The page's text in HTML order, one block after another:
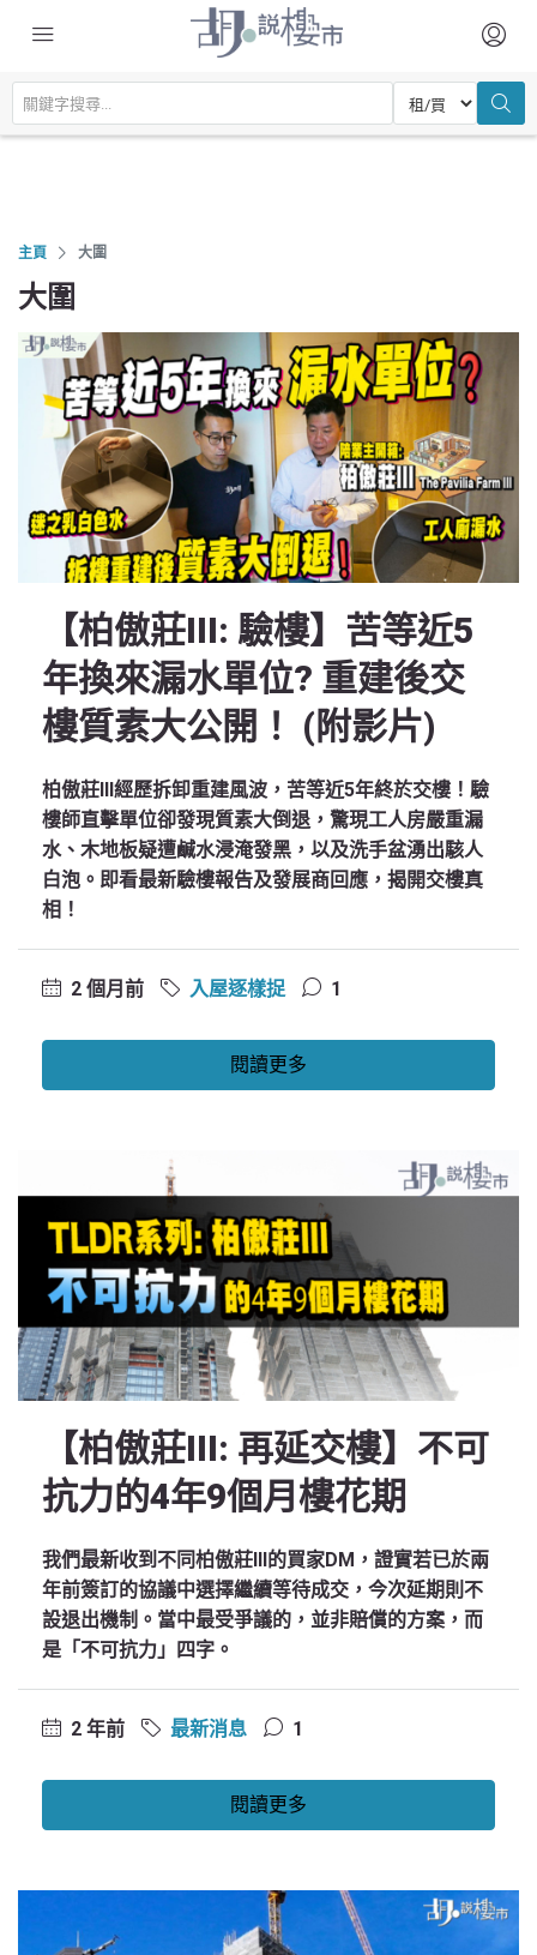
主頁 大圍
大圍
【柏傲莊III: 驗樓】苦等近5
年換來漏水單位? 重建後交
樓質素大公開！ (附影片)
柏傲莊III經歷拆卸重建風波，苦等近5年終於交樓！驗
樓師直擊單位卻發現質素大倒退，驚現工人房嚴重漏
水、木地板疑遭鹹水浸淹發黑，以及洗手盆湧出駭人
白泡。即看最新驗樓報告及發展商回應，揭開交樓真
相！
2 個月前 入屋逐樣捉 1
閱讀更多
【柏傲莊III: 再延交樓】不可
抗力的4年9個月樓花期
我們最新收到不同柏傲莊III的買家DM，證實若已於兩
年前簽訂的協議中選擇繼續等待成交，今次延期則不
設退出機制。當中最受爭議的，並非賠償的方案，而
是「不可抗力」四字。
2 年前 最新消息 1
閱讀更多